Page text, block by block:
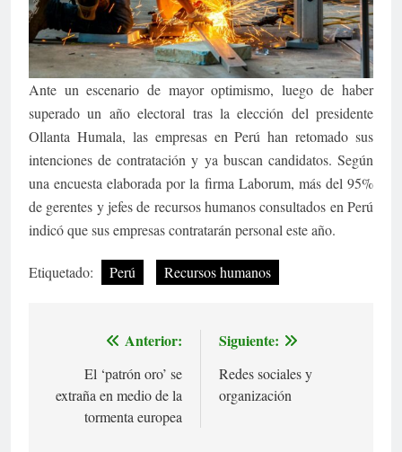
Ante un escenario de mayor optimismo, luego de haber
superado un año electoral tras la elección del presidente
Ollanta Humala, las empresas en Perú han retomado sus
intenciones de contratación y ya buscan candidatos. Según
una encuesta elaborada por la firma Laborum, más del 95%
de gerentes y jefes de recursos humanos consultados en Perú
indicó que sus empresas contratarán personal este año.
Etiquetado: Perú Recursos humanos
Navegación
entradas
Anterior:
El ‘patrón oro’ se
extraña en medio de la
tormenta europea
Siguiente:
Redes sociales y
organización